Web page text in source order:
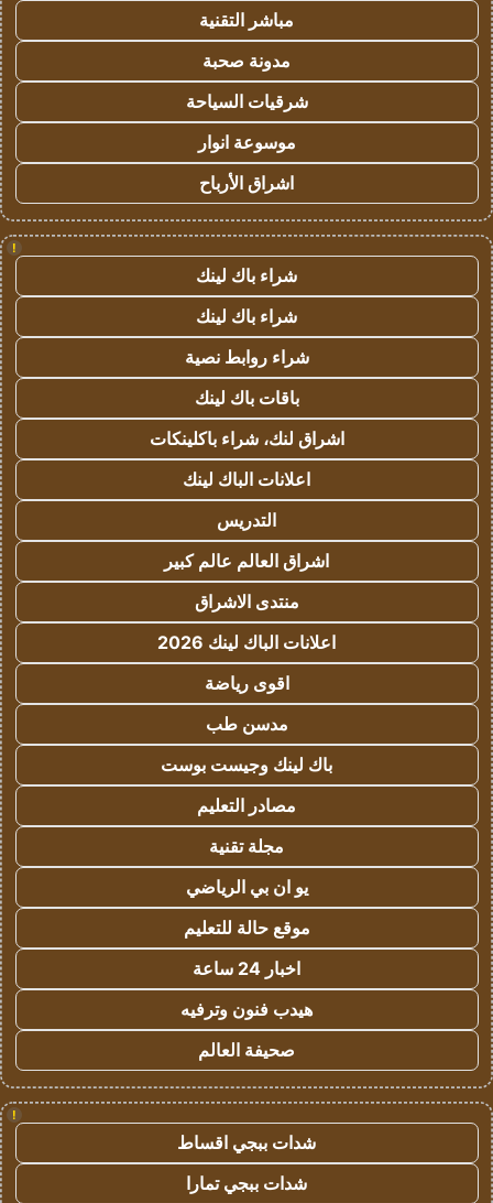
مباشر التقنية
مدونة صحبة
شرقيات السياحة
موسوعة انوار
اشراق الأرباح
!
شراء باك لينك
شراء باك لينك
شراء روابط نصية
باقات باك لينك
اشراق لنك، شراء باكلينكات
اعلانات الباك لينك
التدريس
اشراق العالم عالم كبير
منتدى الاشراق
اعلانات الباك لينك 2026
اقوى رياضة
مدسن طب
باك لينك وجيست بوست
مصادر التعليم
مجلة تقنية
يو ان بي الرياضي
موقع حالة للتعليم
اخبار 24 ساعة
هيدب فنون وترفيه
صحيفة العالم
!
شدات ببجي اقساط
شدات ببجي تمارا